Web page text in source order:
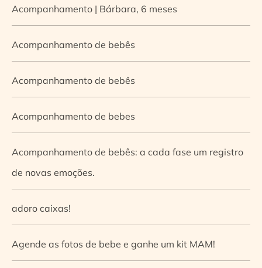
Acompanhamento | Bárbara, 6 meses
Acompanhamento de bebês
Acompanhamento de bebês
Acompanhamento de bebes
Acompanhamento de bebês: a cada fase um registro
de novas emoções.
adoro caixas!
Agende as fotos de bebe e ganhe um kit MAM!